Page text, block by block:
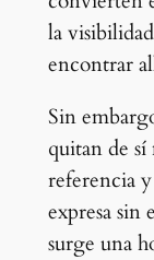
la
encontrar
Sin
quitan de sí
referencia
expresa sin
surge una